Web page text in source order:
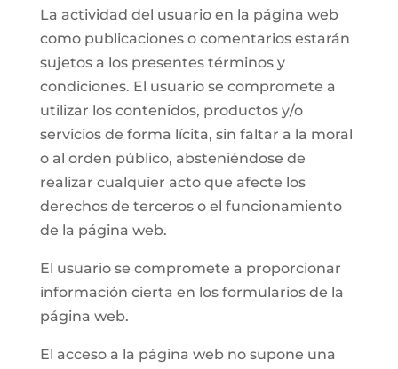
La actividad del usuario en la página web
como publicaciones o comentarios estarán
sujetos a los presentes términos y
condiciones. El usuario se compromete a
utilizar los contenidos, productos y/o
servicios de forma lícita, sin faltar a la moral
o al orden público, absteniéndose de
realizar cualquier acto que afecte los
derechos de terceros o el funcionamiento
de la página web.
El usuario se compromete a proporcionar
información cierta en los formularios de la
página web.
El acceso a la página web no supone una